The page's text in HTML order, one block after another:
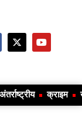
अंतर्राष्ट्रीय क्राइम